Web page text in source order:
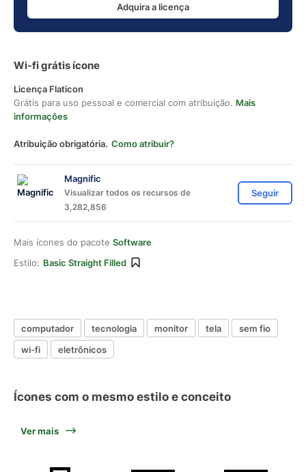
Adquira a licença
Wi-fi grátis ícone
Licença Flaticon
Grátis para uso pessoal e comercial com atribuição. Mais
informações
Atribuição obrigatória. Como atribuir?
Magnific
Visualizar todos os recursos de
3,282,856
Seguir
Mais ícones do pacote Software
Estilo: Basic Straight Filled
computador tecnologia monitor tela
sem fio
wi-fi
eletrônicos
Ícones com o mesmo estilo e conceito
Ver mais